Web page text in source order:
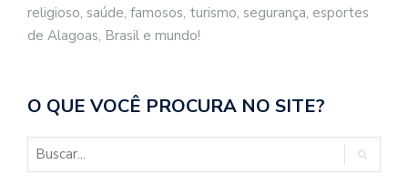
religioso, saúde, famosos, turismo, segurança, esportes
de Alagoas, Brasil e mundo!
O QUE VOCÊ PROCURA NO SITE?